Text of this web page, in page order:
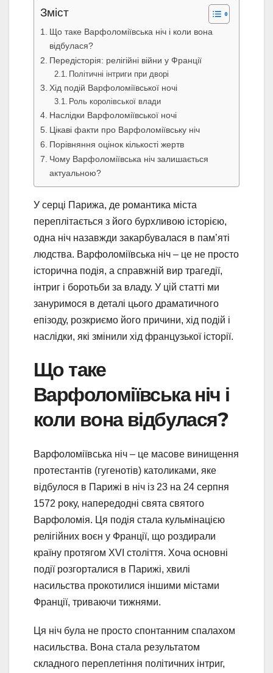
Зміст
Що таке Варфоломіївська ніч і коли вона
відбулася?
Передісторія: релігійні війни у Франції
Політичні інтриги при дворі
Хід подій Варфоломіївської ночі
Роль королівської влади
Наслідки Варфоломіївської ночі
Цікаві факти про Варфоломіївську ніч
Порівняння оцінок кількості жертв
Чому Варфоломіївська ніч залишається
актуальною?
У серці Парижа, де романтика міста
переплітається з його бурхливою історією,
одна ніч назавжди закарбувалася в пам’яті
людства. Варфоломіївська ніч – це не просто
історична подія, а справжній вир трагедії,
інтриг і боротьби за владу. У цій статті ми
зануримося в деталі цього драматичного
епізоду, розкриємо його причини, хід подій і
наслідки, які змінили хід французької історії.
Що таке
Варфоломіївська ніч і
коли вона відбулася?
Варфоломіївська ніч – це масове винищення
протестантів (гугенотів) католиками, яке
відбулося в Парижі в ніч із 23 на 24 серпня
1572 року, напередодні свята святого
Варфоломія. Ця подія стала кульмінацією
релігійних воєн у Франції, що роздирали
країну протягом XVI століття. Хоча основні
події розгорталися в Парижі, хвилі
насильства прокотилися іншими містами
Франції, триваючи тижнями.
Ця ніч була не просто спонтанним спалахом
насильства. Вона стала результатом
складного переплетіння політичних інтриг,